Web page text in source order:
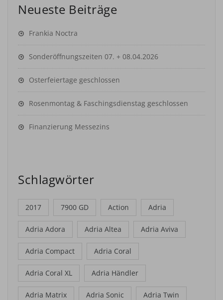
Neueste Beiträge
Frankia Noctra
Sonderöffnungszeiten 07. + 08.04.2026
Osterfeiertage geschlossen
Rosenmontag & Faschingsdienstag geschlossen
Finanzierung Messezins
Schlagwörter
2017 7900 GD Action Adria
Adria Adora Adria Altea Adria Aviva
Adria Compact Adria Coral
Adria Coral XL Adria Händler
Adria Matrix Adria Sonic Adria Twin